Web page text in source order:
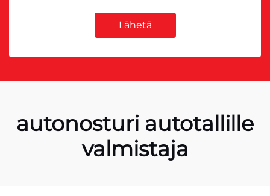
Lähetä
autonosturi autotallille
valmistaja